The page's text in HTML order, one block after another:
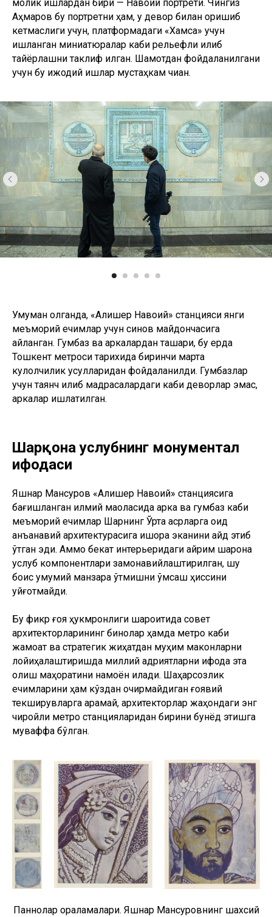
молик ишлардан бири — Навоий портрети. Чингиз
Аҳмаров бу портретни ҳам, у девор билан қоришиб
кетмаслиги учун, платформадаги «Хамса» учун
ишланган миниатюралар каби рельефли қилиб
тайёрлашни таклиф қилган. Шамотдан фойдаланилгани
учун бу ижодий ишлар мустаҳкам чиққан.
Умуман олганда, «Алишер Навоий» станцияси янги
меъморий ечимлар учун синов майдончасига
айланган. Гумбаз ва аркалардан ташқари, бу ерда
Тошкент метроси тарихида биринчи марта
кулолчилик усулларидан фойдаланилди. Гумбазлар
учун таянч қилиб мадрасалардаги каби деворлар эмас,
аркалар ишлатилган.
Шарқона услубнинг монументал
ифодаси
Яшнар Мансуров «Алишер Навоий» станциясига
бағишланган илмий мақоласида арка ва гумбаз каби
меъморий ечимлар Шарқнинг Ўрта асрларга оид
анъанавий архитектурасига ишора эканини қайд этиб
ўтган эди. Аммо бекат интерьеридаги айрим шарқона
услуб компонентлари замонавийлаштирилган, шу
боис умумий манзара ўтмишни қўмсаш ҳиссини
уйғотмайди.
Бу фикр ғоя ҳукмронлиги шароитида совет
архитекторларининг бинолар ҳамда метро каби
жамоат ва стратегик жиҳатдан муҳим маконларни
лойиҳалаштиришда миллий қадриятларни ифода эта
олиш маҳоратини намоён қилади. Шаҳарсозлик
ечимларини ҳам кўздан қочирмайдиган ғоявий
текширувларга қарамай, архитекторлар жаҳондаги энг
чиройли метро станцияларидан бирини бунёд этишга
муваффақ бўлган.
Паннолар қораламалари. Яшнар Мансуровнинг шахсий